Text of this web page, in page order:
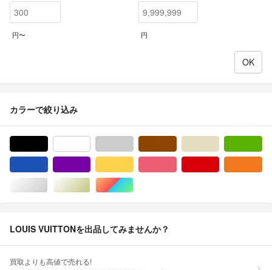
円〜 円
カラーで絞り込み
シルバー/銀色系ゴールド/金色系マルチカラー
LOUIS VUITTONを出品してみませんか？
買取よりも高値で売れる!